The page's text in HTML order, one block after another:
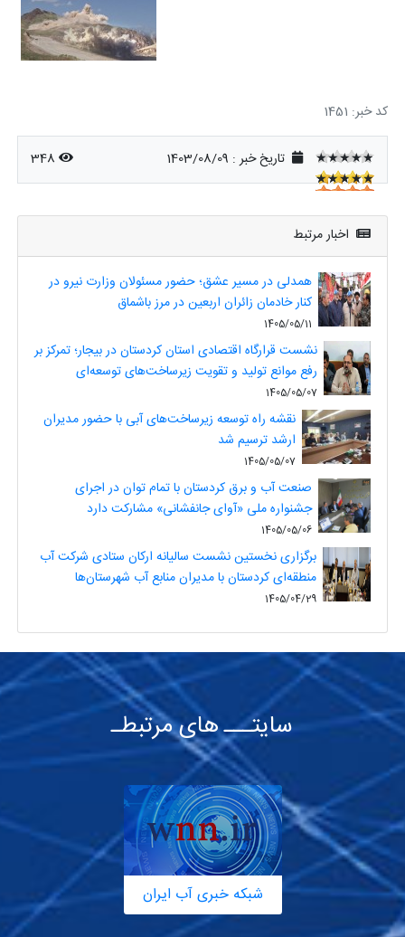
کد خبر: 1451
★★★★★
★★★★★
★★★★★
تاریخ خبر : 1403/08/09 348
اخبار مرتبط
همدلی در مسیر عشق؛ حضور مسئولان وزارت نیرو در
کنار خادمان زائران اربعین در مرز باشماق
1405/05/11
نشست قرارگاه اقتصادی استان کردستان در بیجار؛ تمرکز بر
رفع موانع تولید و تقویت زیرساخت‌های توسعه‌ای
1405/05/07
نقشه راه توسعه زیرساخت‌های آبی با حضور مدیران
ارشد ترسیم شد
1405/05/07
صنعت آب و برق کردستان با تمام توان در اجرای
جشنواره ملی «آوای جانفشانی» مشارکت دارد
1405/05/06
برگزاری نخستین نشست سالیانه ارکان ستادی شرکت آب
منطقه‌ای کردستان با مدیران منابع آب شهرستان‌ها
1405/04/29
سایتـــ های مرتبطـ
شبکه خبری آب ایران